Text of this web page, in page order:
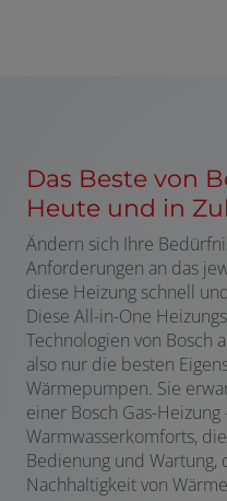
Das Beste von
Heute und in
Ändern sich Ihre
Anforderungen an das
diese Heizung schnell
Diese All-in-One
Technologien von Bosch
also nur die besten
Wärmepumpen. Sie
einer Bosch Gas-
Warmwasserkomforts,
Bedienung und Wartung,
Nachhaltigkeit von